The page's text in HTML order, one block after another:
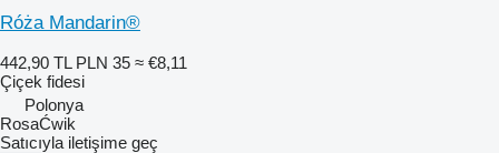
Róża Mandarin®
442,90 TL PLN 35 ≈ €8,11
Çiçek fidesi
Polonya
RosaĆwik
Satıcıyla iletişime geç